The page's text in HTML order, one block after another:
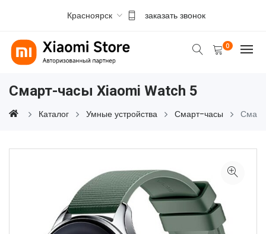
Красноярск заказать звонок
0
Смарт-часы Xiaomi Watch 5
Каталог Умные устройства Смарт-часы